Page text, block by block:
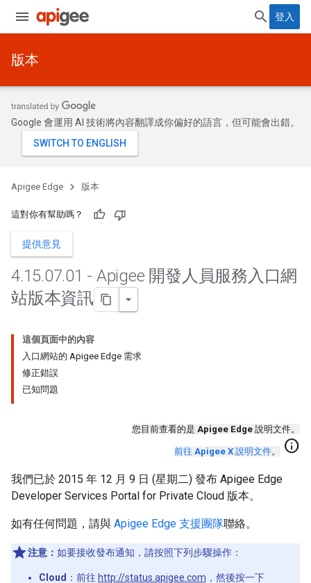
登入
版本
Google 會運用 AI 技術將內容翻譯成你偏好的語言，但可能會出錯。
Apigee Edge 版本
這對你有幫助嗎？
提供意見
4.15.07.01 - Apigee 開發人員服務入口網
站版本資訊
這個頁面中的內容
入口網站的 Apigee Edge 需求
修正錯誤
已知問題
您目前查看的是 Apigee Edge 說明文件。
前往 Apigee X 說明文件。 info
我們已於 2015 年 12 月 9 日 (星期二) 發布 Apigee Edge
Developer Services Portal for Private Cloud 版本。
如有任何問題，請與 Apigee Edge 支援團隊聯絡。
注意： 如要接收發布通知，請按照下列步驟操作：
Cloud ：前往 http://status.apigee.com ，然後按一下